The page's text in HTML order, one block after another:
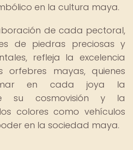
en la cultura maya.
de cada pectoral,
de piedras preciosas y
refleja la excelencia
orfebres mayas, quienes
en cada joya la
su cosmovisión y la
colores como vehículos
en la sociedad maya.